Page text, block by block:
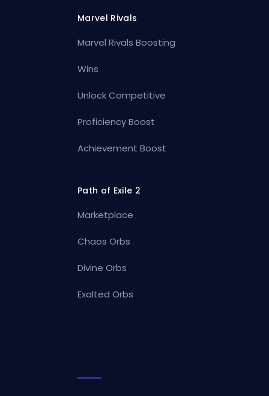
Marvel Rivals
Marvel Rivals Boosting
Wins
Unlock Competitive
Proficiency Boost
Achievement Boost
Path of Exile 2
Marketplace
Chaos Orbs
Divine Orbs
Exalted Orbs